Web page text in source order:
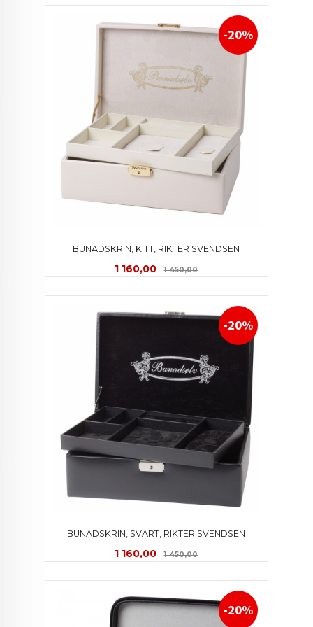
BUNADSKRIN, KITT, RIKTER SVENDSEN
Tilbud
1 160,00 1 450,00Rabatt
-20%
BUNADSKRIN, SVART, RIKTER SVENDSEN
Tilbud
1 160,00 1 450,00Rabatt
-20%
-20%